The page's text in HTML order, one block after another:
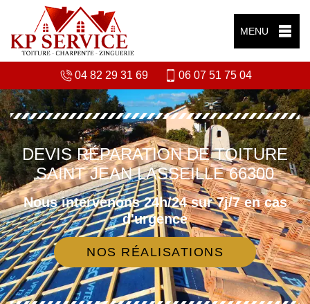
MENU
04 82 29 31 69 06 07 51 75 04
DEVIS RÉPARATION DE TOITURE
SAINT JEAN LASSEILLE 66300
Nous intervenons 24h/24 sur 7j/7 en cas
d'urgence
NOS RÉALISATIONS